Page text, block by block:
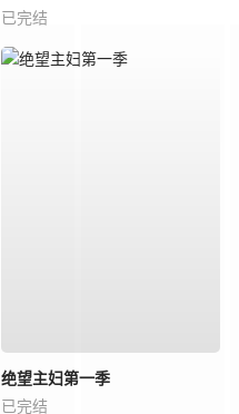
已完结
绝望主妇第一季
已完结